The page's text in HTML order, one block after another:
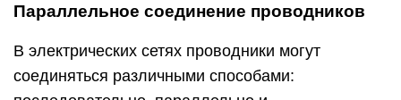
Параллельное соединение проводников
В электрических сетях проводники могут
соединяться различными способами: